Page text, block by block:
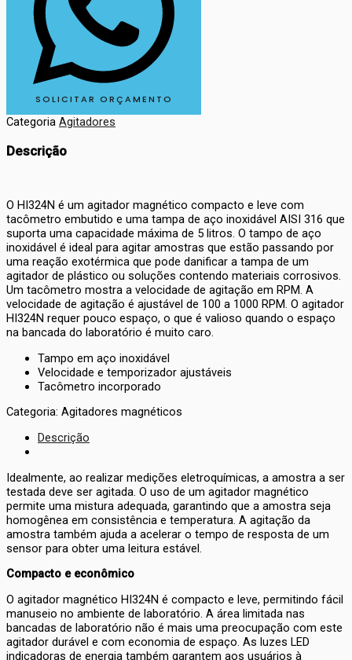
SOLICITAR ORÇAMENTO
Categoria Agitadores
Descrição
O HI324N é um agitador magnético compacto e leve com
tacômetro embutido e uma tampa de aço inoxidável AISI 316 que
suporta uma capacidade máxima de 5 litros. O tampo de aço
inoxidável é ideal para agitar amostras que estão passando por
uma reação exotérmica que pode danificar a tampa de um
agitador de plástico ou soluções contendo materiais corrosivos.
Um tacômetro mostra a velocidade de agitação em RPM. A
velocidade de agitação é ajustável de 100 a 1000 RPM. O agitador
HI324N requer pouco espaço, o que é valioso quando o espaço
na bancada do laboratório é muito caro.
Tampo em aço inoxidável
Velocidade e temporizador ajustáveis
Tacômetro incorporado
Categoria: Agitadores magnéticos
Descrição
Idealmente, ao realizar medições eletroquímicas, a amostra a ser
testada deve ser agitada. O uso de um agitador magnético
permite uma mistura adequada, garantindo que a amostra seja
homogênea em consistência e temperatura. A agitação da
amostra também ajuda a acelerar o tempo de resposta de um
sensor para obter uma leitura estável.
Compacto e econômico
O agitador magnético HI324N é compacto e leve, permitindo fácil
manuseio no ambiente de laboratório. A área limitada nas
bancadas de laboratório não é mais uma preocupação com este
agitador durável e com economia de espaço. As luzes LED
indicadoras de energia também garantem aos usuários à